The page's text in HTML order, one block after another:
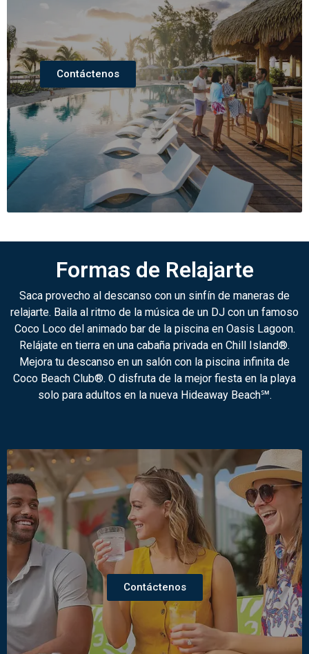
Contáctenos
Formas de Relajarte
Saca provecho al descanso con un sinfín de maneras de
relajarte. Baila al ritmo de la música de un DJ con un famoso
Coco Loco del animado bar de la piscina en Oasis Lagoon.
Relájate en tierra en una cabaña privada en Chill Island®.
Mejora tu descanso en un salón con la piscina infinita de
Coco Beach Club®. O disfruta de la mejor fiesta en la playa
solo para adultos en la nueva Hideaway Beach℠.
Contáctenos